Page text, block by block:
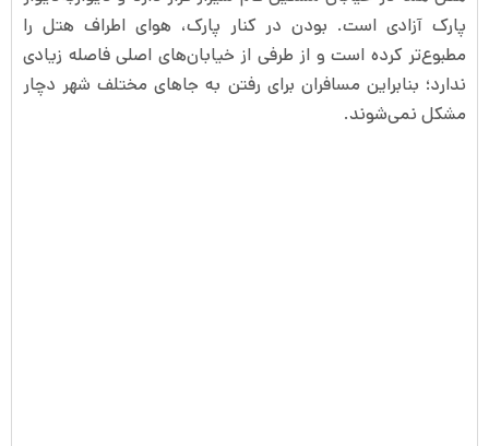
پارک آزادی است. بودن در کنار پارک، هوای اطراف هتل را
مطبوع‌تر کرده است و از طرفی از خیابان‌های اصلی فاصله زیادی
ندارد؛ بنابراین مسافران برای رفتن به جاهای مختلف شهر دچار
مشکل نمی‌شوند.